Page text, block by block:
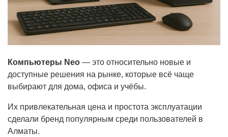
Компьютеры Neo — это относительно новые и
доступные решения на рынке, которые всё чаще
выбирают для дома, офиса и учёбы.
Их привлекательная цена и простота эксплуатации
сделали бренд популярным среди пользователей в
Алматы.